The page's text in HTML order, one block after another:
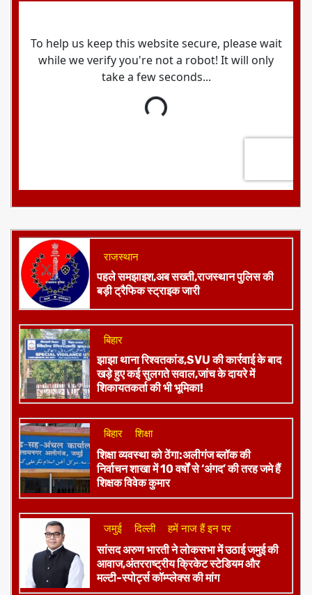
राजस्थान
पहले समझाइश,अब सख्ती,राजस्थान पुलिस की
बड़ी ट्रैफिक स्ट्राइक जारी
बिहार
झाझा थाना रिश्वतकांड,SVU की कार्रवाई के बाद
खड़े हुए कई सुलगते सवाल,जांच के दायरे में
शिकायतकर्ता की भी भूमिका!
बिहार शिक्षा
शिक्षा व्यवस्था को ठेंगा:अलीगंज ब्लॉक की
निर्वाचन शाखा में 10 वर्षों से ‘अंगद’ की तरह जमे हैं
शिक्षक विवेक कुमार
जमुई दिल्ली हमें नाज हैं इन पर
​सांसद अरुण भारती ने लोकसभा में उठाई जमुई की
आवाज,अंतरराष्ट्रीय क्रिकेट स्टेडियम और
मल्टी-स्पोर्ट्स कॉम्प्लेक्स की मांग